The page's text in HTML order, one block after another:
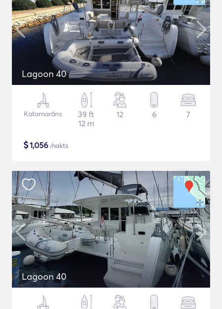
Lagoon 40
Katamarāns
39 ft
12 m
12 6 7
$1,056 /nakts
Lagoon 40